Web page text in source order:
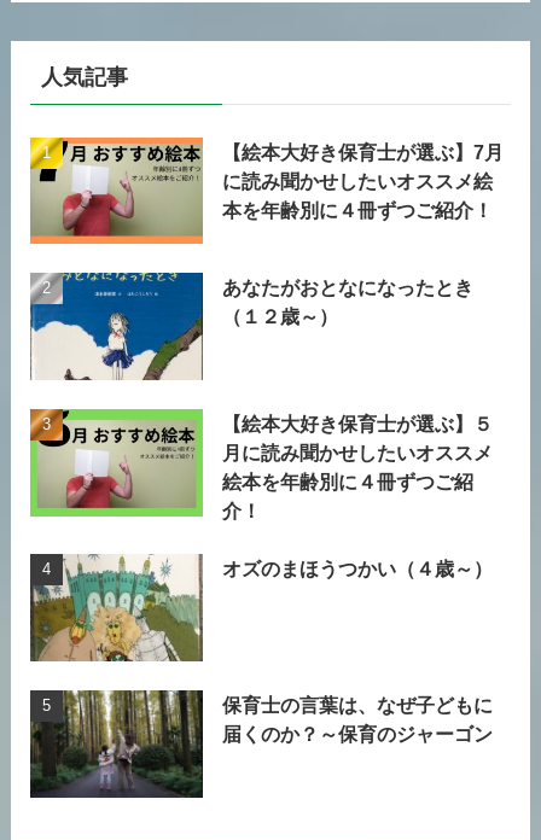
人気記事
【絵本大好き保育士が選ぶ】7月
に読み聞かせしたいオススメ絵
本を年齢別に４冊ずつご紹介！
あなたがおとなになったとき
（１２歳～）
【絵本大好き保育士が選ぶ】５
月に読み聞かせしたいオススメ
絵本を年齢別に４冊ずつご紹
介！
オズのまほうつかい（４歳～）
保育士の言葉は、なぜ子どもに
届くのか？～保育のジャーゴン